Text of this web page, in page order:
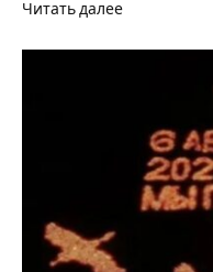
Читать далее